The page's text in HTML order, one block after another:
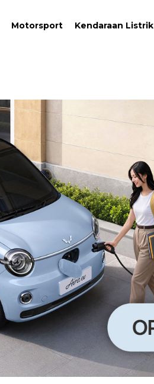
Motorsport Kendaraan Listrik